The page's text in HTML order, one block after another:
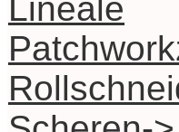
Lineale